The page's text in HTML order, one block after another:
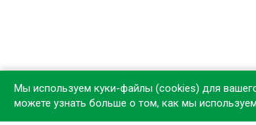
Мы используем куки-файлы (cookies) для
можете узнать больше о том, как мы